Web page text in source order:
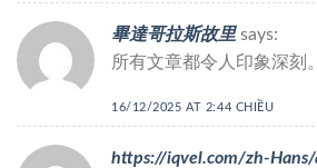
畢達哥拉斯故里 says:
所有文章都令人印象深刻
16/12/2025 AT 2:44 CHIỀU
https://iqvel.com/zh-